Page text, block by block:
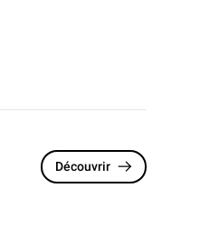
Découvrir